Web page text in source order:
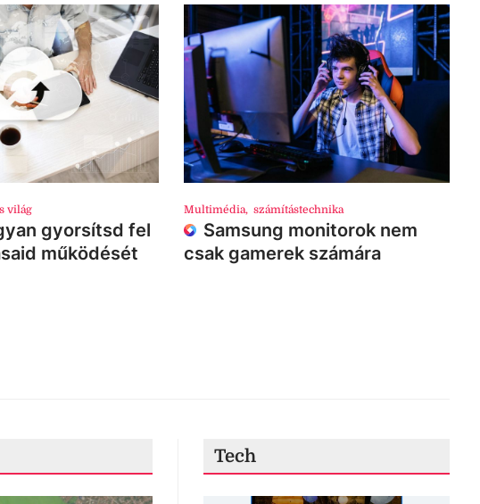
világ
gyorsítsd fel
működését
Multimédia, számítástechnika
Samsung monitorok nem
csak gamerek számára
Tech